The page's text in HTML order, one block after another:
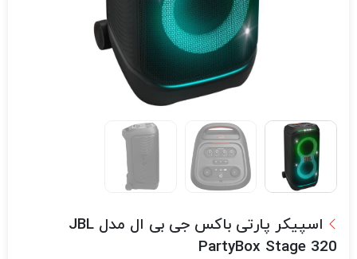
اسپیکر پارتی باکس جی بی ال مدل JBL
PartyBox Stage 320